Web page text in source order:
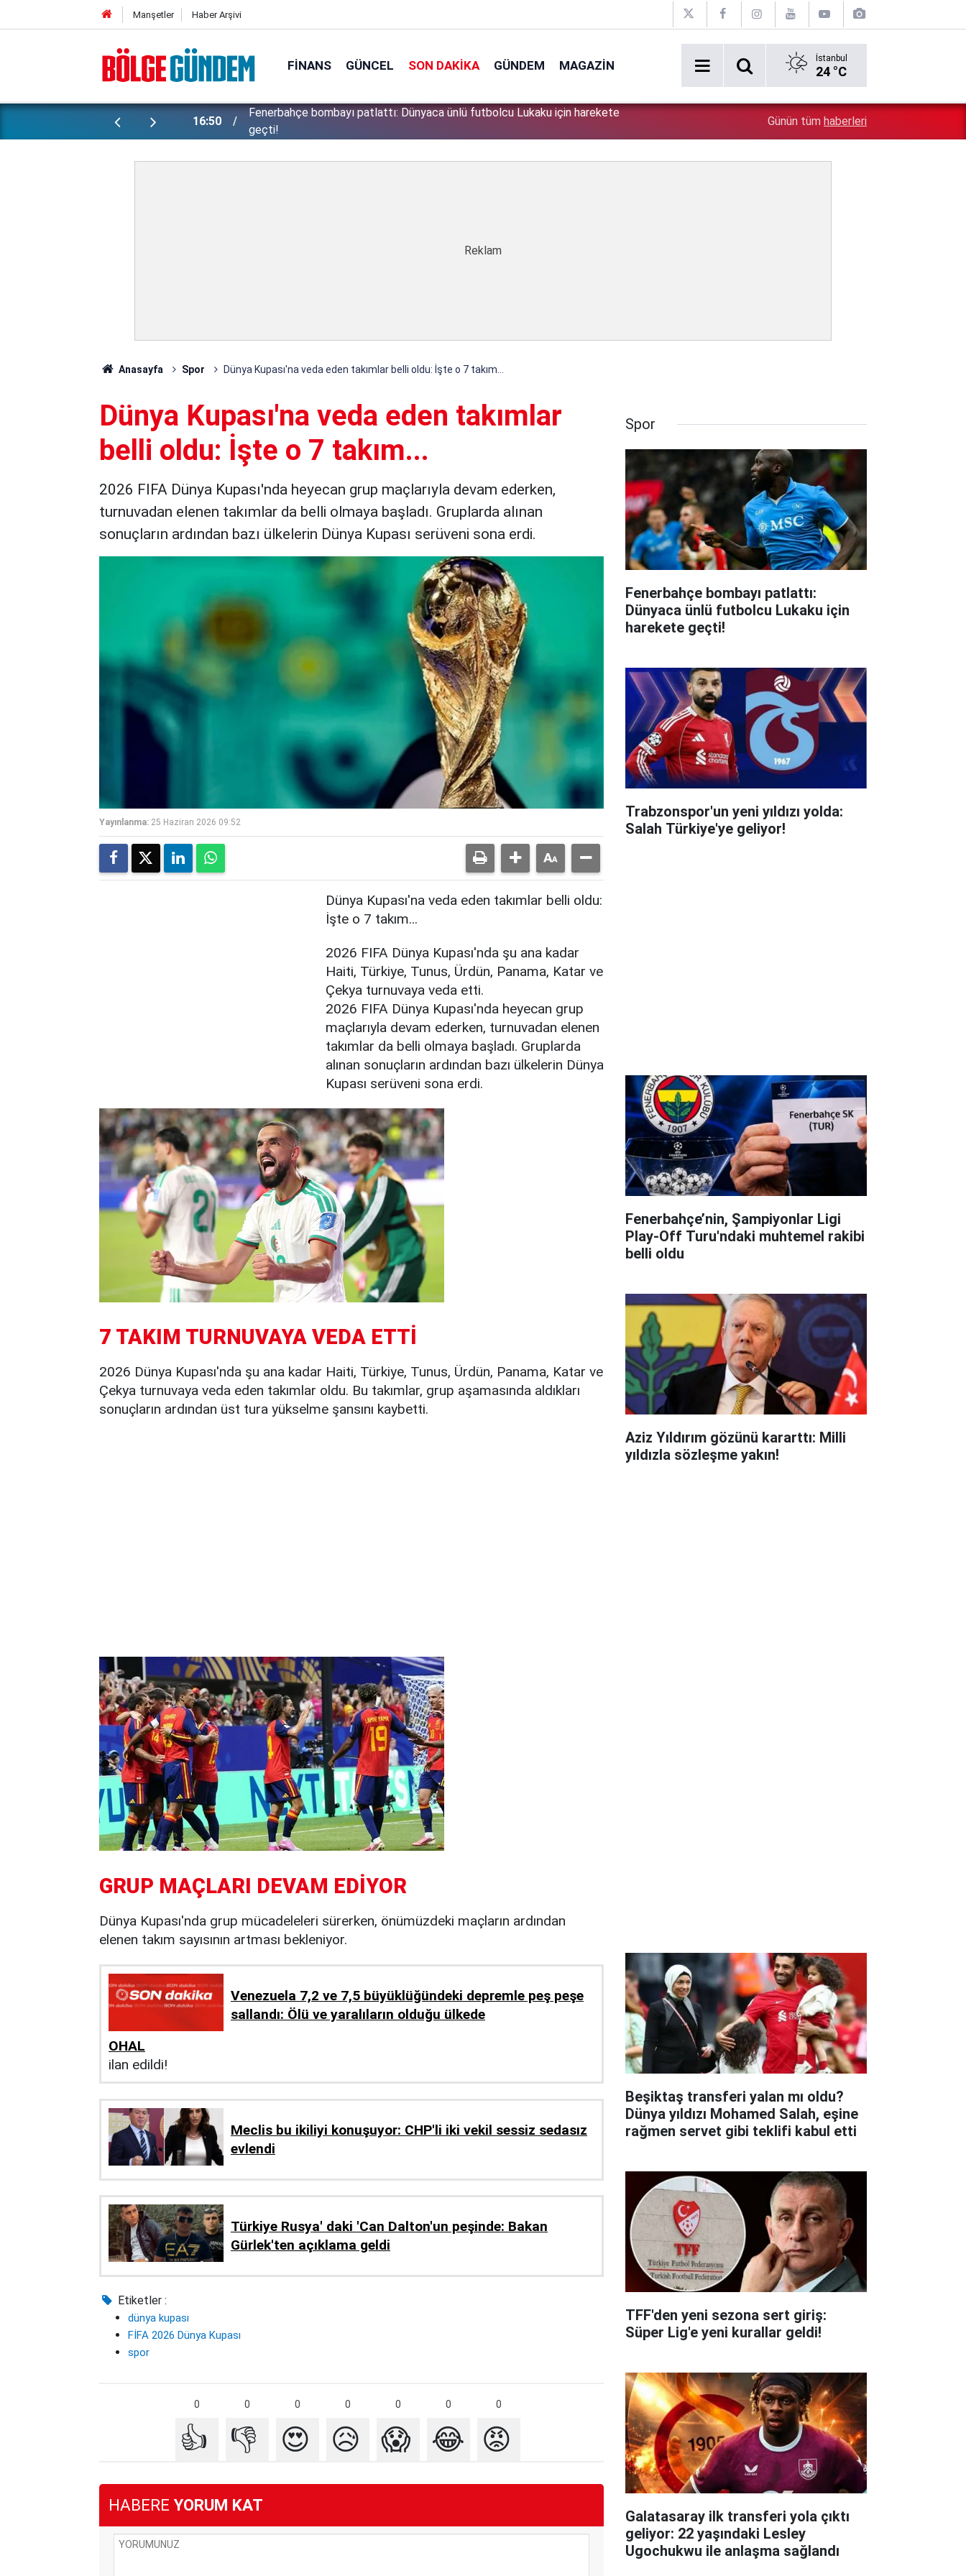
Manşetler Haber Arşivi
FINANS GÜNCEL SON DAKIKA GÜNDEM MAGAZIN İstanbul
24 °C
ünlü futbolcu Lukaku için harekete
15:37
Konuşanlar'da söyledikleri başını derde soktu: Peşine düşen emniyet Özbek
kadını gözaltına aldı!
Çin'in gözü doymuyor: Altın rezervleri doldu taştı!
Günün tüm haberleri
Anasayfa Spor Dünya Kupası'na veda eden takımlar belli oldu: İşte o 7 takım...
Dünya Kupası'na veda eden takımlar
belli oldu: İşte o 7 takım...
2026 FIFA Dünya Kupası'nda heyecan grup maçlarıyla devam ederken,
turnuvadan elenen takımlar da belli olmaya başladı. Gruplarda alınan
sonuçların ardından bazı ülkelerin Dünya Kupası serüveni sona erdi.
Yayınlanma: 25 Haziran 2026 09:52
Dünya Kupası'na veda eden takımlar belli oldu:
İşte o 7 takım...
2026 FIFA Dünya Kupası'nda şu ana kadar
Haiti, Türkiye, Tunus, Ürdün, Panama, Katar ve
Çekya turnuvaya veda etti.
2026 FIFA Dünya Kupası'nda heyecan grup
maçlarıyla devam ederken, turnuvadan elenen
takımlar da belli olmaya başladı. Gruplarda
alınan sonuçların ardından bazı ülkelerin Dünya
Kupası serüveni sona erdi.
7 TAKIM TURNUVAYA VEDA ETTİ
2026 Dünya Kupası'nda şu ana kadar Haiti, Türkiye, Tunus, Ürdün, Panama, Katar ve
Çekya turnuvaya veda eden takımlar oldu. Bu takımlar, grup aşamasında aldıkları
sonuçların ardından üst tura yükselme şansını kaybetti.
GRUP MAÇLARI DEVAM EDİYOR
Dünya Kupası'nda grup mücadeleleri sürerken, önümüzdeki maçların ardından
elenen takım sayısının artması bekleniyor.
Venezuela 7,2 ve 7,5 büyüklüğündeki depremle peş peşe
sallandı: Ölü ve yaralıların olduğu ülkede
OHAL
ilan edildi!
Meclis bu ikiliyi konuşuyor: CHP'li iki vekil sessiz sedasız
evlendi
Türkiye Rusya' daki 'Can Dalton'un peşinde: Bakan
Gürlek'ten açıklama geldi
Etiketler :
dünya kupası
FİFA 2026 Dünya Kupası
spor
0 0 0 0 0 0 0
👍 👎 😍 😥 😱 😂 😡
HABERE YORUM KAT
Spor
Fenerbahçe bombayı patlattı:
Dünyaca ünlü futbolcu Lukaku için
harekete geçti!
Trabzonspor'un yeni yıldızı yolda:
Salah Türkiye'ye geliyor!
Fenerbahçe’nin, Şampiyonlar Ligi
Play-Off Turu'ndaki muhtemel rakibi
belli oldu
Aziz Yıldırım gözünü kararttı: Milli
yıldızla sözleşme yakın!
Beşiktaş transferi yalan mı oldu?
Dünya yıldızı Mohamed Salah, eşine
rağmen servet gibi teklifi kabul etti
TFF'den yeni sezona sert giriş:
Süper Lig'e yeni kurallar geldi!
Galatasaray ilk transferi yola çıktı
geliyor: 22 yaşındaki Lesley
Ugochukwu ile anlaşma sağlandı